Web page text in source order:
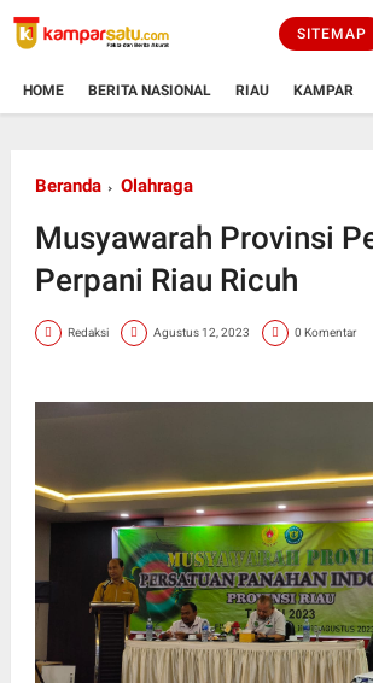
SITEMAP
HOME BERITA NASIONAL RIAU KAMPAR
Beranda Olahraga
Musyawarah Provinsi
Perpani Riau Ricuh
Redaksi Agustus 12, 2023 0 Komentar